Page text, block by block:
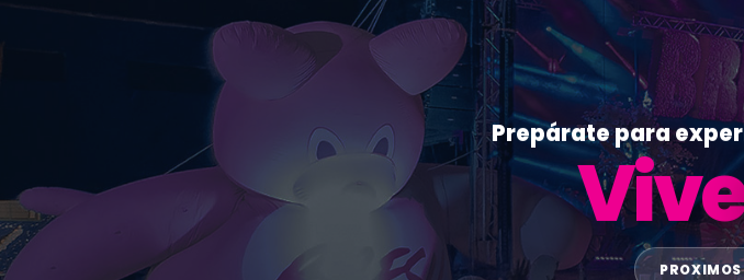
Prepárate para
Vive